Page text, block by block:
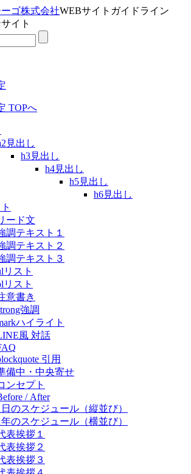
WEBサイトガイドライン
イト
TOPへ
見出し
h3見出し
h4見出し
h5見出し
h6見出し
ード文
調テキスト１
調テキスト２
調テキスト３
リスト
リスト
意書き
強調
ハイライト
風 対話
引用
備中・中央寄せ
ンセプト
/ After
日のスケジュール（縦並び）
年のスケジュール（横並び）
表挨拶１
表挨拶２
表挨拶３